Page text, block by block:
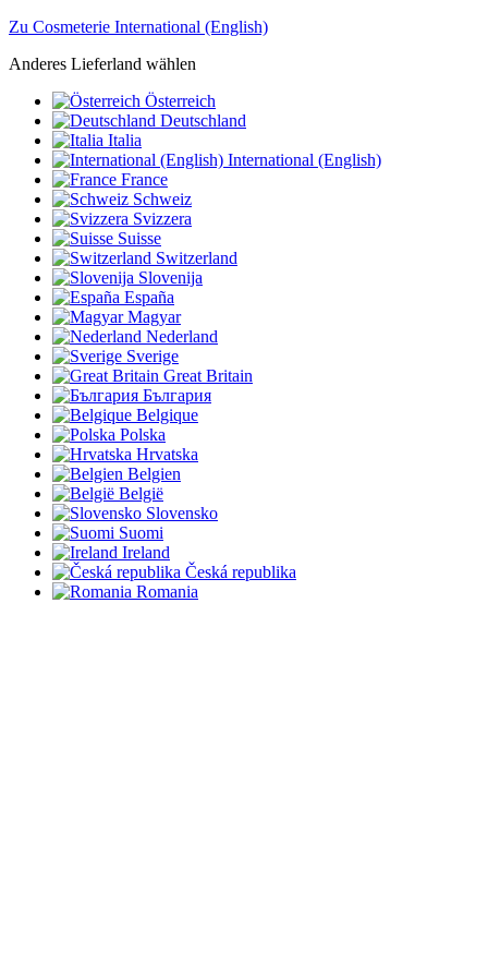
Zu Cosmeterie International (English)
Anderes Lieferland wählen
Österreich
Deutschland
Italia
International (English)
France
Schweiz
Svizzera
Suisse
Switzerland
Slovenija
España
Magyar
Nederland
Sverige
Great Britain
България
Belgique
Polska
Hrvatska
Belgien
België
Slovensko
Suomi
Ireland
Česká republika
Romania